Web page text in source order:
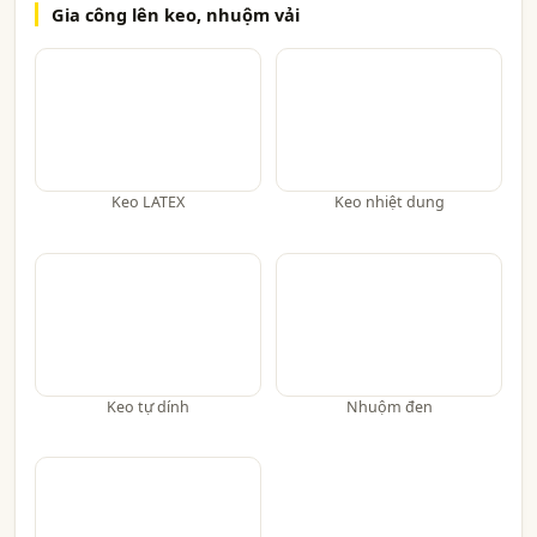
Gia công lên keo, nhuộm vải
Keo LATEX Keo nhiệt dung
Keo tự dính Nhuộm đen